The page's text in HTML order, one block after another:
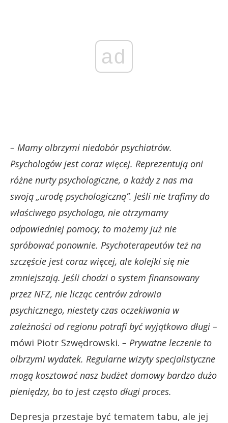
ad
– Mamy olbrzymi niedobór psychiatrów.
Psychologów jest coraz więcej. Reprezentują oni
różne nurty psychologiczne, a każdy z nas ma
swoją „urodę psychologiczną”. Jeśli nie trafimy do
właściwego psychologa, nie otrzymamy
odpowiedniej pomocy, to możemy już nie
spróbować ponownie. Psychoterapeutów też na
szczęście jest coraz więcej, ale kolejki się nie
zmniejszają. Jeśli chodzi o system finansowany
przez NFZ, nie licząc centrów zdrowia
psychicznego, niestety czas oczekiwania w
zależności od regionu potrafi być wyjątkowo długi –
mówi Piotr Szwędrowski. – Prywatne leczenie to
olbrzymi wydatek. Regularne wizyty specjalistyczne
mogą kosztować nasz budżet domowy bardzo dużo
pieniędzy, bo to jest często długi proces.
Depresja przestaje być tematem tabu, ale jej